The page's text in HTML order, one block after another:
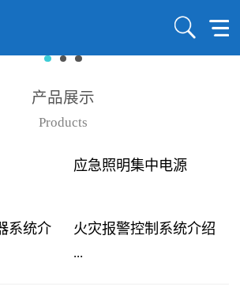
产品展示
Products
应急照明集中电源
系统介
火灾报警控制系统介绍
...